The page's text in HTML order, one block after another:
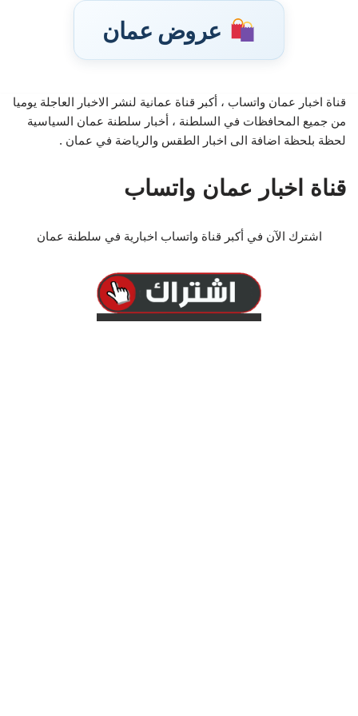
عروض عمان
تخطى
إلى
قناة اخبار عمان واتساب ، أكبر قناة عمانية لنشر الاخبار العاجلة يوميا
من جميع المحافظات في السلطنة ، أخبار سلطنة عمان السياسية
لحظة بلحظة اضافة الى اخبار الطقس والرياضة في عمان .
قناة اخبار عمان واتساب
اشترك الآن في أكبر قناة واتساب اخبارية في سلطنة عمان